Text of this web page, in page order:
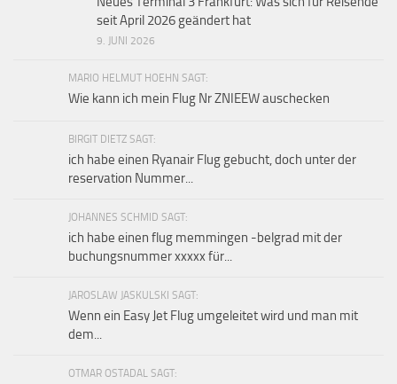
seit April 2026 geändert hat
9. JUNI 2026
MARIO HELMUT HOEHN SAGT:
Wie kann ich mein Flug Nr ZNIEEW auschecken
BIRGIT DIETZ SAGT:
ich habe einen Ryanair Flug gebucht, doch unter der
reservation Nummer...
JOHANNES SCHMID SAGT:
ich habe einen flug memmingen -belgrad mit der
buchungsnummer xxxxx für...
JAROSLAW JASKULSKI SAGT:
Wenn ein Easy Jet Flug umgeleitet wird und man mit
dem...
OTMAR OSTADAL SAGT: